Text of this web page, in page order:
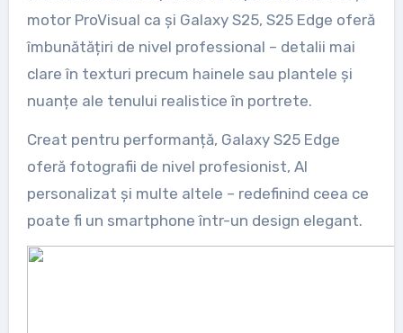
motor ProVisual ca și Galaxy S25, S25 Edge oferă
îmbunătățiri de nivel professional – detalii mai
clare în texturi precum hainele sau plantele și
nuanțe ale tenului realistice în portrete.
Creat pentru performanță, Galaxy S25 Edge
oferă fotografii de nivel profesionist, AI
personalizat și multe altele – redefinind ceea ce
poate fi un smartphone într-un design elegant.